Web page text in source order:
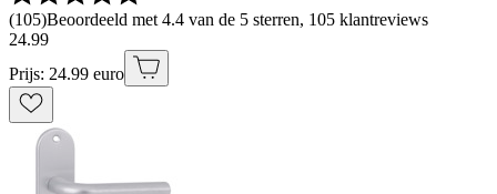
(105)Beoordeeld met 4.4 van de 5 sterren, 105 klantreviews
24.99
Prijs: 24.99 euro